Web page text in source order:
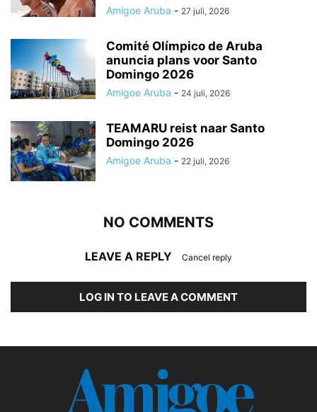
Amigoe Aruba - 27 juli, 2026
Comité Olímpico de Aruba
anuncia plans voor Santo
Domingo 2026
Amigoe Aruba - 24 juli, 2026
TEAMARU reist naar Santo
Domingo 2026
Amigoe Aruba - 22 juli, 2026
NO COMMENTS
LEAVE A REPLY Cancel reply
LOG IN TO LEAVE A COMMENT